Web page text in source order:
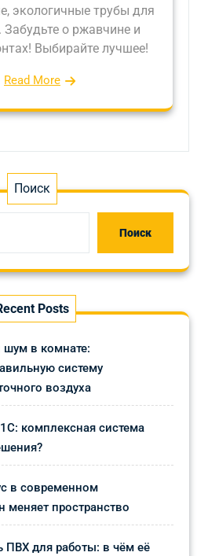
экологичные трубы для
о ржавчине и
Выбирайте лучшее!
Read More
Поиск
Поиск
Posts
в комнате:
систему
воздуха
комплексная система
в современном
меняет пространство
ПВХ для работы: в чём её